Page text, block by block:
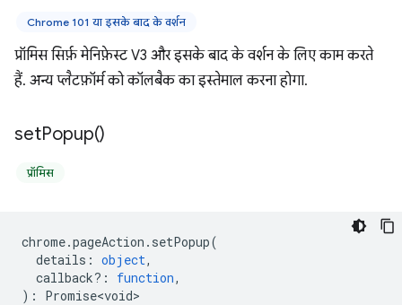
Chrome 101 या इसके बाद के वर्शन
प्रॉमिस सिर्फ़ मेनिफ़ेस्ट V3 और इसके बाद के वर्शन के लिए काम करते
हैं. अन्य प्लैटफ़ॉर्म को कॉलबैक का इस्तेमाल करना होगा.
setPopup()
प्रॉमिस
chrome.pageAction . setPopup(
details : object,
callback? : function,
) : Promise<void>